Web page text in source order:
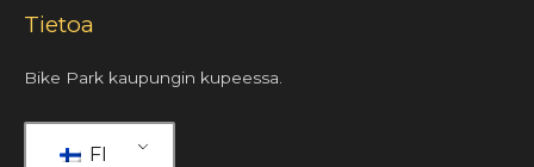
Tietoa
Bike Park kaupungin kupeessa.
FI